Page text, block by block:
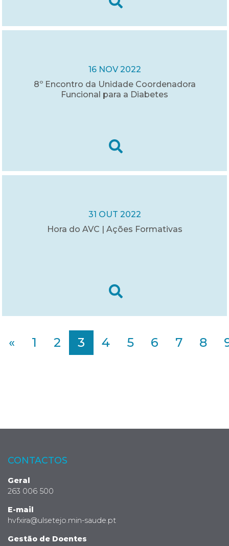
16 NOV 2022
8º Encontro da Unidade Coordenadora
Funcional para a Diabetes
31 OUT 2022
Hora do AVC | Ações Formativas
« 1 2 3 4 5 6 7 8
CONTACTOS
Geral
263 006 500
E-mail
hvfxira@ulsetejo.min-saude.pt
Gestão de Doentes